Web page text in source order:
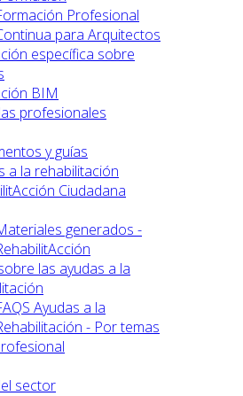
Profesional
para Arquitectos
específica sobre
BIM
profesionales
y guías
a la rehabilitación
Ciudadana
generados -
las ayudas a la
Ayudas a la
- Por temas
sector